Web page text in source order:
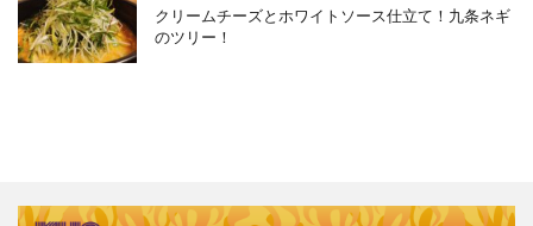
クリームチーズとホワイトソース仕立て！九条ネギ
のツリー！